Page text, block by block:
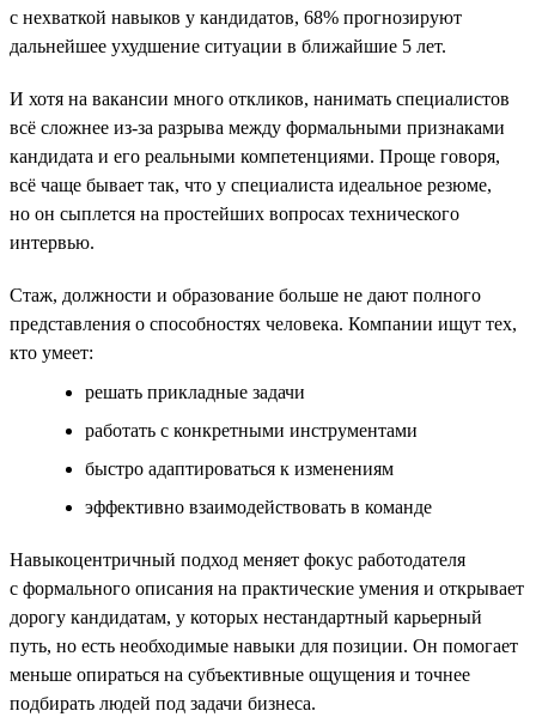
с нехваткой навыков у кандидатов, 68% прогнозируют
дальнейшее ухудшение ситуации в ближайшие 5 лет.
И хотя на вакансии много откликов, нанимать специалистов
всё сложнее из-за разрыва между формальными признаками
кандидата и его реальными компетенциями. Проще говоря,
всё чаще бывает так, что у специалиста идеальное резюме,
но он сыплется на простейших вопросах технического
интервью.
Стаж, должности и образование больше не дают полного
представления о способностях человека. Компании ищут тех,
кто умеет:
решать прикладные задачи
работать с конкретными инструментами
быстро адаптироваться к изменениям
эффективно взаимодействовать в команде
Навыкоцентричный подход меняет фокус работодателя
с формального описания на практические умения и открывает
дорогу кандидатам, у которых нестандартный карьерный
путь, но есть необходимые навыки для позиции. Он помогает
меньше опираться на субъективные ощущения и точнее
подбирать людей под задачи бизнеса.